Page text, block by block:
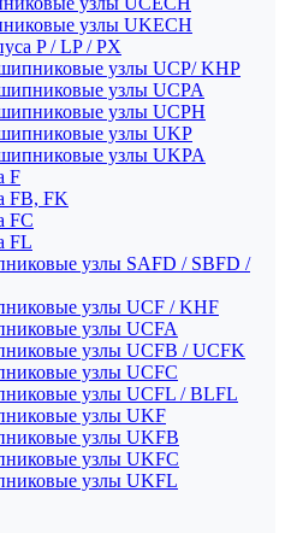
узлы UKECH
P / LP / PX
узлы UCP/ KHP
узлы UCPA
узлы UCPH
узлы UKP
узлы UKPA
F
FB, FK
FC
FL
узлы SAFD / SBFD /
узлы UCF / KHF
узлы UCFA
узлы UCFB / UCFK
узлы UCFC
узлы UCFL / BLFL
узлы UKF
узлы UKFB
узлы UKFC
узлы UKFL